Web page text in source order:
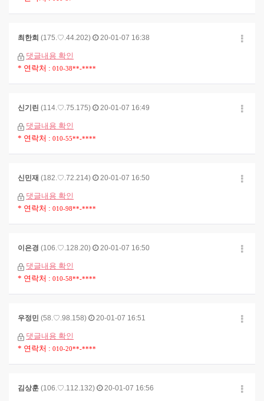
최한희 (175.♡.44.202) 20-01-07 16:38
댓글내용 확인
* 연락처 : 010-38**-****
신기린 (114.♡.75.175) 20-01-07 16:49
댓글내용 확인
* 연락처 : 010-55**-****
신민재 (182.♡.72.214) 20-01-07 16:50
댓글내용 확인
* 연락처 : 010-98**-****
이은경 (106.♡.128.20) 20-01-07 16:50
댓글내용 확인
* 연락처 : 010-58**-****
우정민 (58.♡.98.158) 20-01-07 16:51
댓글내용 확인
* 연락처 : 010-20**-****
김상훈 (106.♡.112.132) 20-01-07 16:56